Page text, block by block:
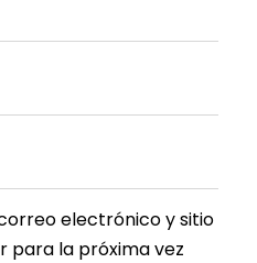
electrónico y sitio
para la próxima vez